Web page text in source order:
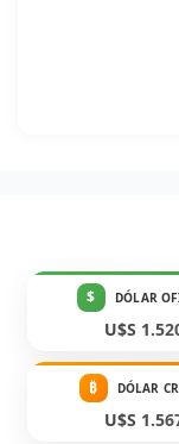
$ DÓLAR
U$S
₿ DÓLAR
U$S